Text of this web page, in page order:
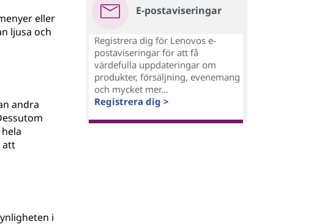
eller
ljusa och
andra
att
i
E-postaviseringar
Registrera dig för Lenovos e-
postaviseringar för att få
värdefulla uppdateringar om
produkter, försäljning, evenemang
och mycket mer...
Registrera dig >